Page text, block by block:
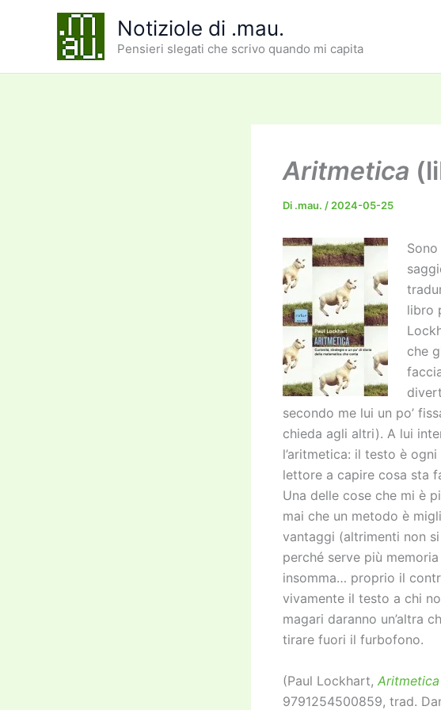
Notiziole di .mau.
Pensieri slegati che scrivo quando mi capita
Aritmetica
Di .mau. / 2024-05-25
libro
che
secondo me lui un po’
chieda agli altri). A lui
l’aritmetica: il testo è
lettore a capire cosa sta
Una delle cose che mi è
mai che un metodo è
vantaggi (altrimenti non
perché serve più
insomma… proprio il
vivamente il testo a chi
magari daranno un’altra
tirare fuori il furbofono.
(Paul Lockhart, Aritmetica
9791254500859, trad.